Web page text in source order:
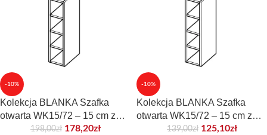
-10%
Kolekcja BLANKA Szafka
otwarta WK15/72 – 15 cm z
płyty frontowej
198,00zł 178,20zł
-10%
Kolekcja BLANKA Szafka
otwarta WK15/72 – 15 cm z
płyty korpusowej
139,00zł 125,10zł